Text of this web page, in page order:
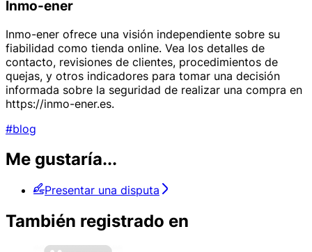
Inmo-ener
Inmo-ener ofrece una visión independiente sobre su
fiabilidad como tienda online. Vea los detalles de
contacto, revisiones de clientes, procedimientos de
quejas, y otros indicadores para tomar una decisión
informada sobre la seguridad de realizar una compra en
https://inmo-ener.es.
#blog
Me gustaría...
Presentar una disputa
También registrado en